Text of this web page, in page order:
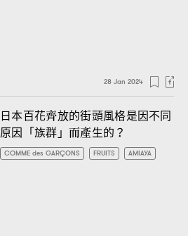
28 Jan 2024
日本百花齊放的街頭風格是因不同
原因「族群」而產生的 ？
COMME des GARÇONS FRUITS AMIAYA